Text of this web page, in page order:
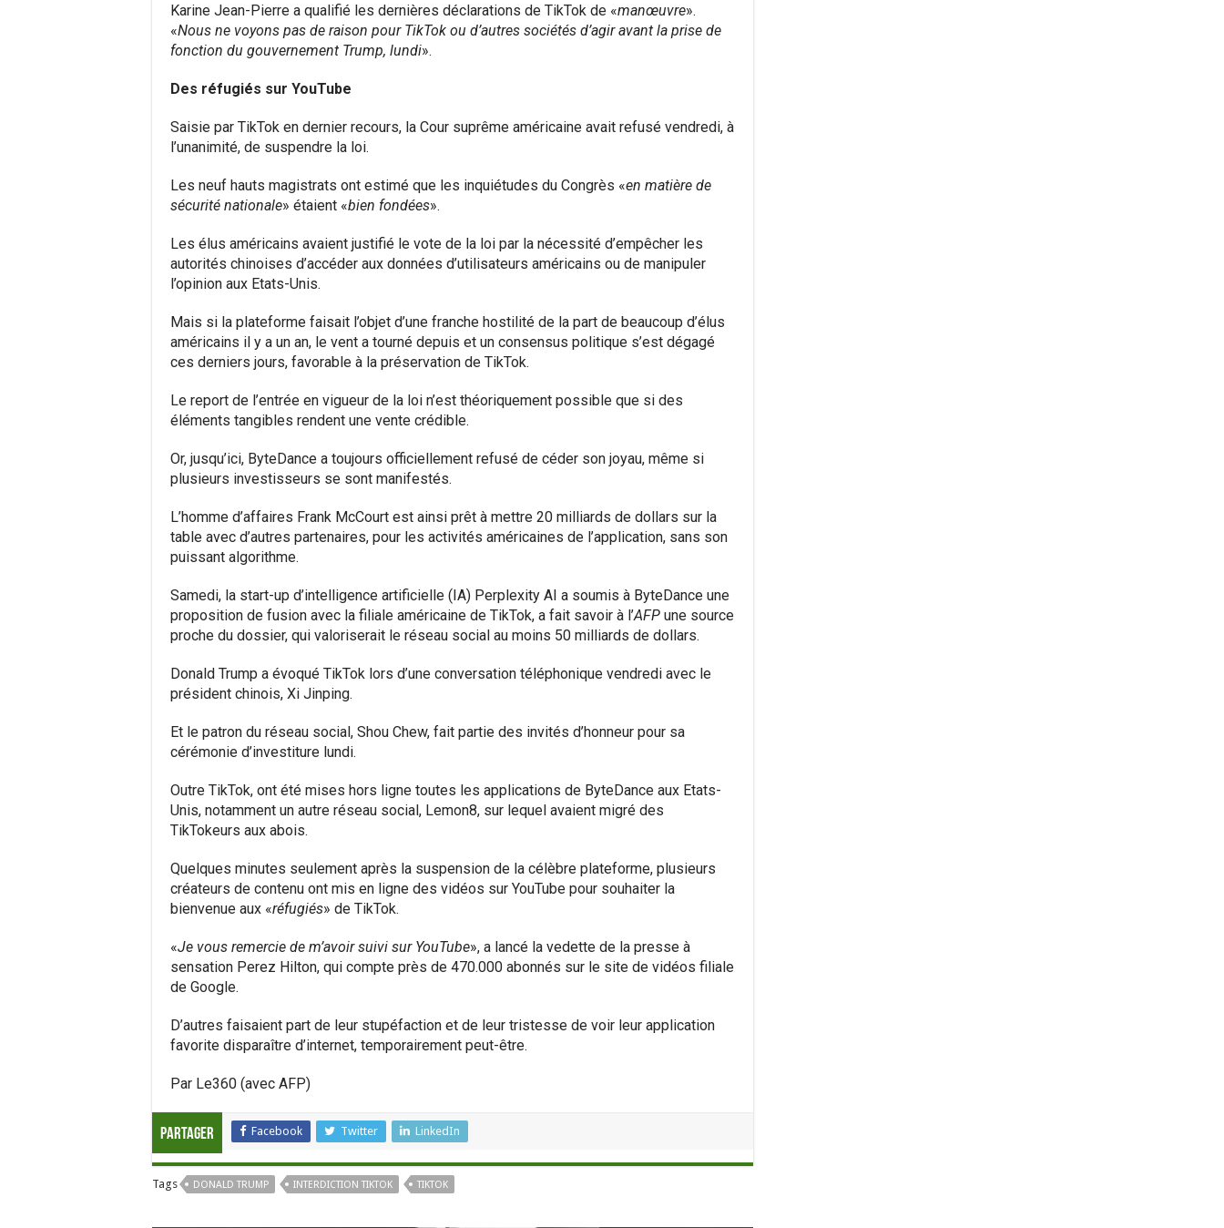
Karine Jean-Pierre a qualifié les dernières déclarations de TikTok de «manœuvre».
«Nous ne voyons pas de raison pour TikTok ou d’autres sociétés d’agir avant la prise de
fonction du gouvernement Trump, lundi».
Des réfugiés sur YouTube
Saisie par TikTok en dernier recours, la Cour suprême américaine avait refusé vendredi, à
l’unanimité, de suspendre la loi.
Les neuf hauts magistrats ont estimé que les inquiétudes du Congrès «en matière de
sécurité nationale» étaient «bien fondées».
Les élus américains avaient justifié le vote de la loi par la nécessité d’empêcher les
autorités chinoises d’accéder aux données d’utilisateurs américains ou de manipuler
l’opinion aux Etats-Unis.
Mais si la plateforme faisait l’objet d’une franche hostilité de la part de beaucoup d’élus
américains il y a un an, le vent a tourné depuis et un consensus politique s’est dégagé
ces derniers jours, favorable à la préservation de TikTok.
Le report de l’entrée en vigueur de la loi n’est théoriquement possible que si des
éléments tangibles rendent une vente crédible.
Or, jusqu’ici, ByteDance a toujours officiellement refusé de céder son joyau, même si
plusieurs investisseurs se sont manifestés.
L’homme d’affaires Frank McCourt est ainsi prêt à mettre 20 milliards de dollars sur la
table avec d’autres partenaires, pour les activités américaines de l’application, sans son
puissant algorithme.
Samedi, la start-up d’intelligence artificielle (IA) Perplexity AI a soumis à ByteDance une
proposition de fusion avec la filiale américaine de TikTok, a fait savoir à l’AFP une source
proche du dossier, qui valoriserait le réseau social au moins 50 milliards de dollars.
Donald Trump a évoqué TikTok lors d’une conversation téléphonique vendredi avec le
président chinois, Xi Jinping.
Et le patron du réseau social, Shou Chew, fait partie des invités d’honneur pour sa
cérémonie d’investiture lundi.
Outre TikTok, ont été mises hors ligne toutes les applications de ByteDance aux Etats-
Unis, notamment un autre réseau social, Lemon8, sur lequel avaient migré des
TikTokeurs aux abois.
Quelques minutes seulement après la suspension de la célèbre plateforme, plusieurs
créateurs de contenu ont mis en ligne des vidéos sur YouTube pour souhaiter la
bienvenue aux «réfugiés» de TikTok.
«Je vous remercie de m’avoir suivi sur YouTube», a lancé la vedette de la presse à
sensation Perez Hilton, qui compte près de 470.000 abonnés sur le site de vidéos filiale
de Google.
D’autres faisaient part de leur stupéfaction et de leur tristesse de voir leur application
favorite disparaître d’internet, temporairement peut-être.
Par Le360 (avec AFP)
Partager Facebook Twitter LinkedIn
Tags DONALD TRUMP INTERDICTION TIKTOK TIKTOK